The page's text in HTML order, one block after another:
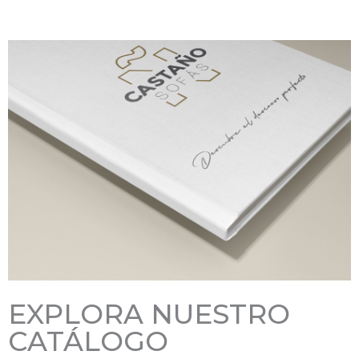
EXPLORA NUESTRO
CATÁLOGO